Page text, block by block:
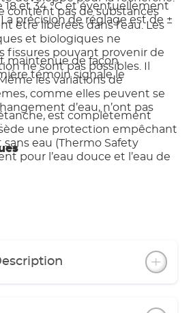
et 34 °C et éventuellement
La précision de réglage est de ±
maintenue de façon
témoin signale le
est complètement
une protection empêchant
eau (Thermo Safety
pour l’eau douce et l’eau de
contient pas de substances
être libérées dans l’eau. Les
et biologiques ne
fissures pouvant provenir de
ne sont pas possibles. Il
les variations de
comme elles peuvent se
d’eau, n’ont pas
ou catalogue)